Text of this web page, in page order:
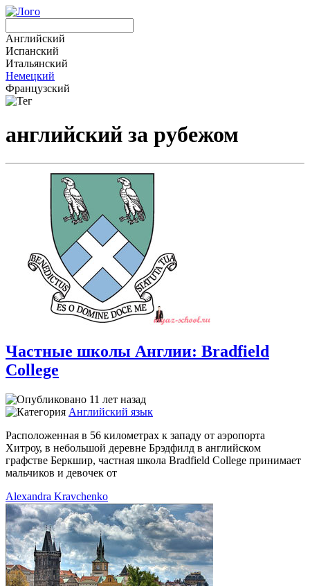
Английский
Испанский
Итальянский
Немецкий
Французский
английский за рубежом
Частные школы Англии: Bradfield
College
11 лет назад
Английский язык
Расположенная в 56 километрах к западу от аэропорта
Хитроу, в небольшой деревне Брэдфилд в английском
графстве Беркшир, частная школа Bradfield College принимает
мальчиков и девочек от
Alexandra Kravchenko